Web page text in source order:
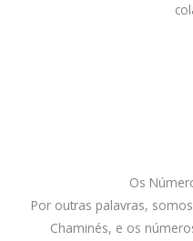
Os
Por outras palavras,
Chaminés, e os